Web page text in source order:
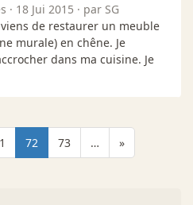
· 18 Jui 2015 · par SG
viens de restaurer un meuble
murale) en chêne. Je
dans ma cuisine. Je
72 73 … »